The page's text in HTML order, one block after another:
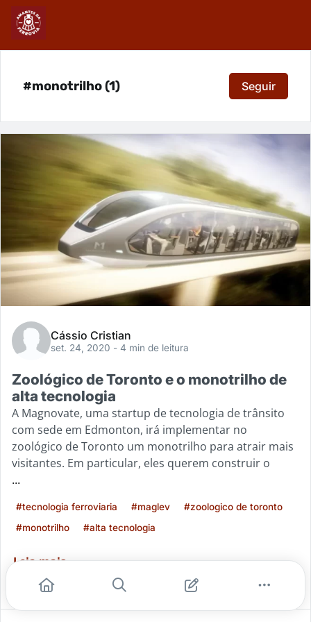
#monotrilho (1) Seguir
Cássio Cristian
set. 24, 2020 - 4 min de leitura
Zoológico de Toronto e o monotrilho de
alta tecnologia
A Magnovate, uma startup de tecnologia de trânsito
com sede em Edmonton, irá implementar no
zoológico de Toronto um monotrilho para atrair mais
visitantes. Em particular, eles querem construir o
...
#tecnologia ferroviaria #maglev
#zoologico de toronto
#monotrilho
#alta tecnologia
Leia mais